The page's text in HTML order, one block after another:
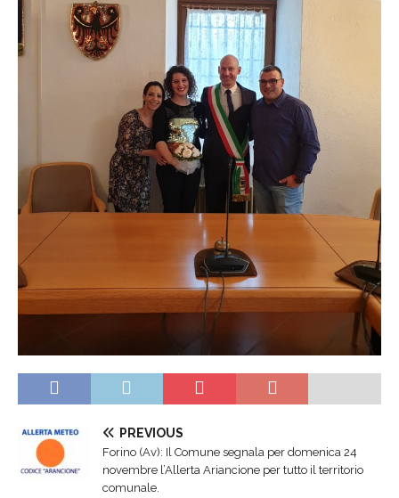
PREVIOUS
Forino (Av): Il Comune segnala per domenica 24
novembre l’Allerta Ariancione per tutto il territorio
comunale.